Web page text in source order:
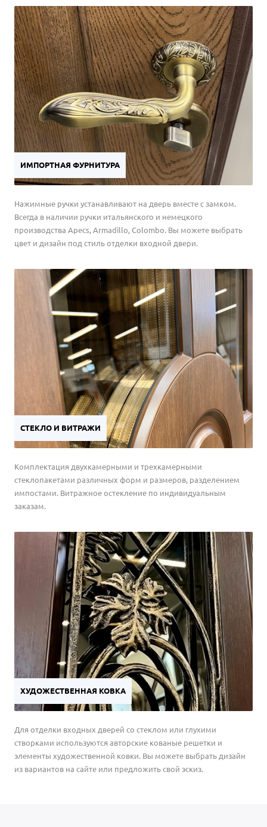
ИМПОРТНАЯ ФУРНИТУРА
Нажимные ручки устанавливают на дверь вместе с замком.
Всегда в наличии ручки итальянского и немецкого
производства Apecs, Armadillo, Colombo. Вы можете выбрать
цвет и дизайн под стиль отделки входной двери.
СТЕКЛО И ВИТРАЖИ
Комплектация двухкамерными и трехкамерными
стеклопакетами различных форм и размеров, разделением
импостами. Витражное остекление по индивидуальным
заказам.
ХУДОЖЕСТВЕННАЯ КОВКА
Для отделки входных дверей со стеклом или глухими
створками используются авторские кованые решетки и
элементы художественной ковки. Вы можете выбрать дизайн
из вариантов на сайте или предложить свой эскиз.